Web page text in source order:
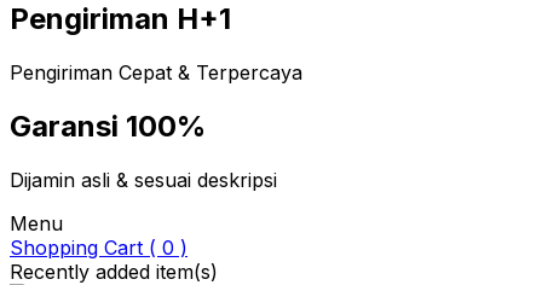
Pusat Aksesoris HP, Komputer & Produk Unik di
Lamongan
Pengiriman H+1
Pengiriman Cepat & Terpercaya
Garansi 100%
Dijamin asli & sesuai deskripsi
Menu
Shopping Cart ( 0 )
Recently added item(s)